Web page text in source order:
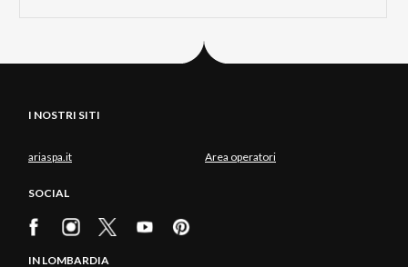
I NOSTRI SITI
ariaspa.it Area operatori
SOCIAL
IN LOMBARDIA